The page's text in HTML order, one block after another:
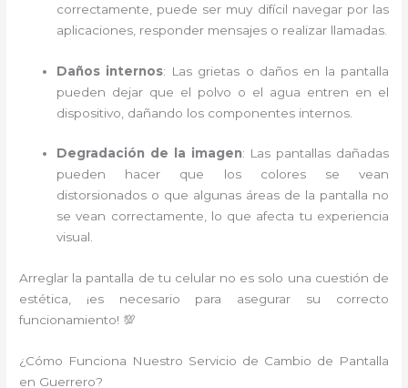
correctamente, puede ser muy difícil navegar por las
aplicaciones, responder mensajes o realizar llamadas.
Daños internos: Las grietas o daños en la pantalla
pueden dejar que el polvo o el agua entren en el
dispositivo, dañando los componentes internos.
Degradación de la imagen: Las pantallas dañadas
pueden hacer que los colores se vean
distorsionados o que algunas áreas de la pantalla no
se vean correctamente, lo que afecta tu experiencia
visual.
Arreglar la pantalla de tu celular no es solo una cuestión de
estética, ¡es necesario para asegurar su correcto
funcionamiento! 💯
¿Cómo Funciona Nuestro Servicio de Cambio de Pantalla
en Guerrero?